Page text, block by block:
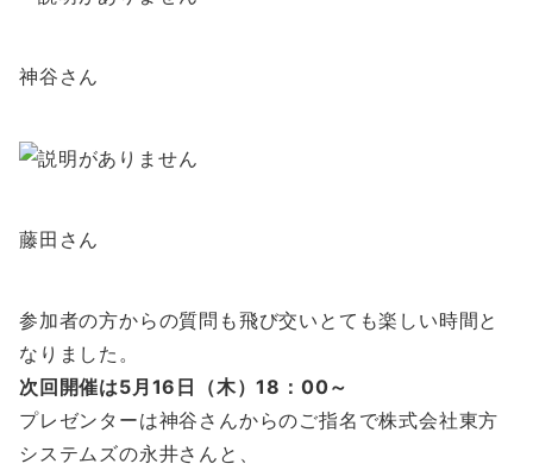
神谷さん
藤田さん
参加者の方からの質問も飛び交いとても楽しい時間と
なりました。
次回開催は5月16日（木）18：00～
プレゼンターは神谷さんからのご指名で株式会社東方
システムズの永井さんと、